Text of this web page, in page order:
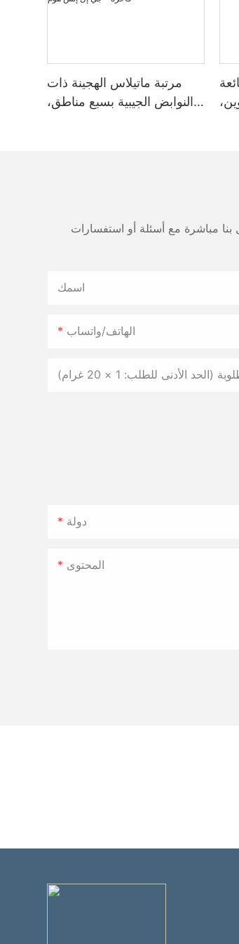
مرتبة ماتيلاس الهجينة ذات
النوابض الجيبية بسبع مناطق،
اسمك
الهاتف/واتساب
(الحد الأدنى للطلب: 1 × 20 غرام)
دولة
المحتوى